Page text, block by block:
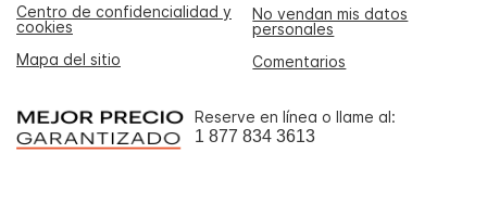
Centro de confidencialidad y
cookies
No vendan mis datos
personales
Mapa del sitio
Comentarios
Reserve en línea o llame al:
1 877 834 3613